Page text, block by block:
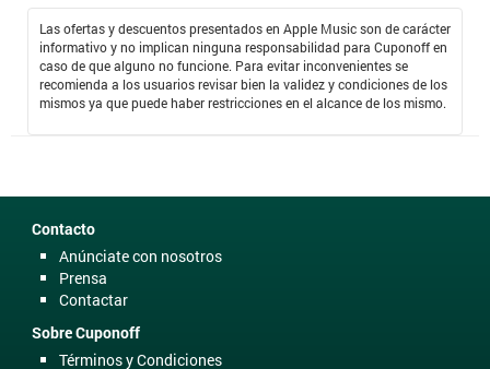
Las ofertas y descuentos presentados en Apple Music son de carácter
informativo y no implican ninguna responsabilidad para Cuponoff en
caso de que alguno no funcione. Para evitar inconvenientes se
recomienda a los usuarios revisar bien la validez y condiciones de los
mismos ya que puede haber restricciones en el alcance de los mismo.
Contacto
Anúnciate con nosotros
Prensa
Contactar
Sobre Cuponoff
Términos y Condiciones